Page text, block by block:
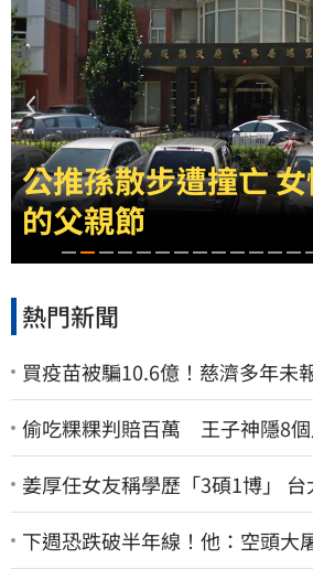
林佳龍：熊本震災台
2億
熱門新聞
買疫苗被騙10.6億！慈濟多年未
偷吃粿粿判賠百萬 王子神隱8
姜厚任女友稱學歷「3碩1博」 台
下週恐跌破半年線！他：空頭大